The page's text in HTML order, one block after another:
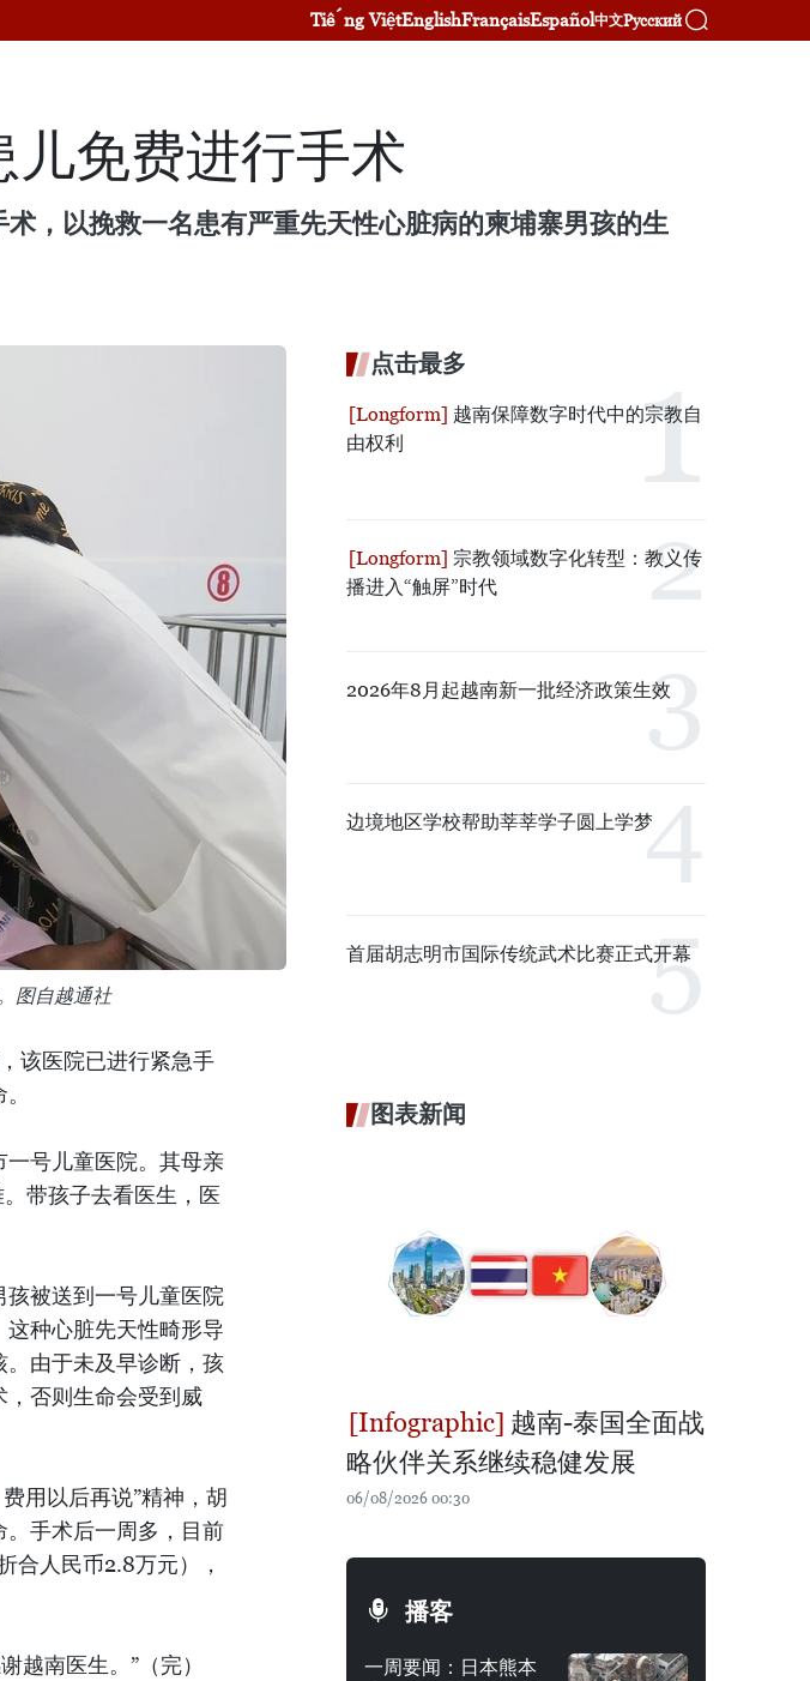
Tiếng ViệtEnglishFrançaisEspañol中文Русский
免费进行手术
，以挽救一名患有严重先天性心脏病的柬埔寨男孩的生
图自越通社
该医院已进行紧急手
号儿童医院。其母亲
带孩子去看医生，医
被送到一号儿童医院
种心脏先天性畸形导
由于未及早诊断，孩
否则生命会受到威
用以后再说”精神，胡
手术后一周多，目前
合人民币2.8万元），
越南医生。”（完）
点击最多
越南保障数字时代中的宗教自
由权利
宗教领域数字化转型：教义传
播进入“触屏”时代
2026年8月起越南新一批经济政策生效
边境地区学校帮助莘莘学子圆上学梦
首届胡志明市国际传统武术比赛正式开幕
图表新闻
越南-泰国全面战
略伙伴关系继续稳健发展
06/08/2026 00:30
播客
一周要闻：日本熊本